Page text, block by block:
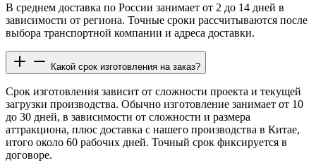
В среднем доставка по России занимает от 2 до 14 дней в
зависимости от региона. Точные сроки рассчитываются после
выбора транспортной компании и адреса доставки.
Какой срок изготовления на заказ?
Срок изготовления зависит от сложности проекта и текущей
загрузки производства. Обычно изготовление занимает от 10
до 30 дней, в зависимости от сложности и размера
аттракциона, плюс доставка с нашего производства в Китае,
итого около 60 рабочих дней. Точный срок фиксируется в
договоре.